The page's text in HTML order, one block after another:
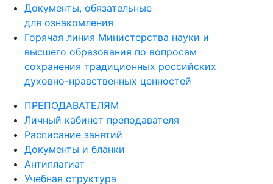
Документы, обязательные
для ознакомления
Горячая линия Министерства науки и
высшего образования по вопросам
сохранения традиционных российских
духовно-нравственных ценностей
ПРЕПОДАВАТЕЛЯМ
Личный кабинет преподавателя
Расписание занятий
Документы и бланки
Антиплагиат
Учебная структура